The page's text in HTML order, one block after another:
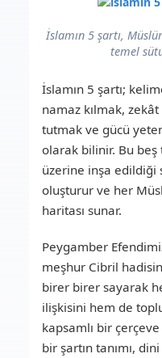
İslamın 5 şartı,
temel
İslamın 5 şartı;
namaz kılmak,
tutmak ve gücü
olarak bilinir. Bu
üzerine inşa edildiği
oluşturur ve her
haritası sunar.
Peygamber
meşhur Cibril
birer birer sayarak
ilişkisini hem de
kapsamlı bir
bir şartın tanımı,